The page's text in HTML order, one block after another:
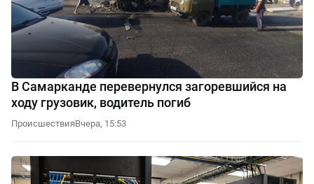
В Самарканде перевернулся загоревшийся на
ходу грузовик, водитель погиб
ПроисшествияВчера, 15:53